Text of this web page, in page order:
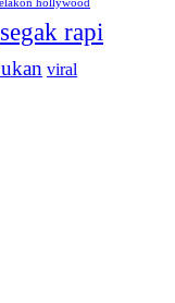
segak rapi
viral